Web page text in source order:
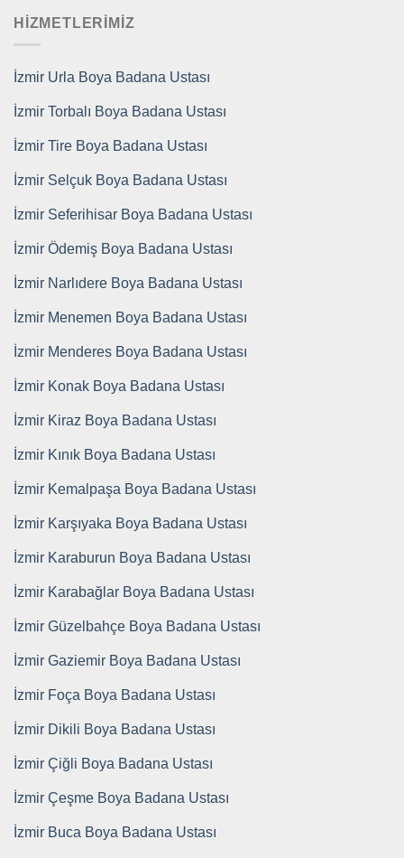
HİZMETLERİMİZ
İzmir Urla Boya Badana Ustası
İzmir Torbalı Boya Badana Ustası
İzmir Tire Boya Badana Ustası
İzmir Selçuk Boya Badana Ustası
İzmir Seferihisar Boya Badana Ustası
İzmir Ödemiş Boya Badana Ustası
İzmir Narlıdere Boya Badana Ustası
İzmir Menemen Boya Badana Ustası
İzmir Menderes Boya Badana Ustası
İzmir Konak Boya Badana Ustası
İzmir Kiraz Boya Badana Ustası
İzmir Kınık Boya Badana Ustası
İzmir Kemalpaşa Boya Badana Ustası
İzmir Karşıyaka Boya Badana Ustası
İzmir Karaburun Boya Badana Ustası
İzmir Karabağlar Boya Badana Ustası
İzmir Güzelbahçe Boya Badana Ustası
İzmir Gaziemir Boya Badana Ustası
İzmir Foça Boya Badana Ustası
İzmir Dikili Boya Badana Ustası
İzmir Çiğli Boya Badana Ustası
İzmir Çeşme Boya Badana Ustası
İzmir Buca Boya Badana Ustası